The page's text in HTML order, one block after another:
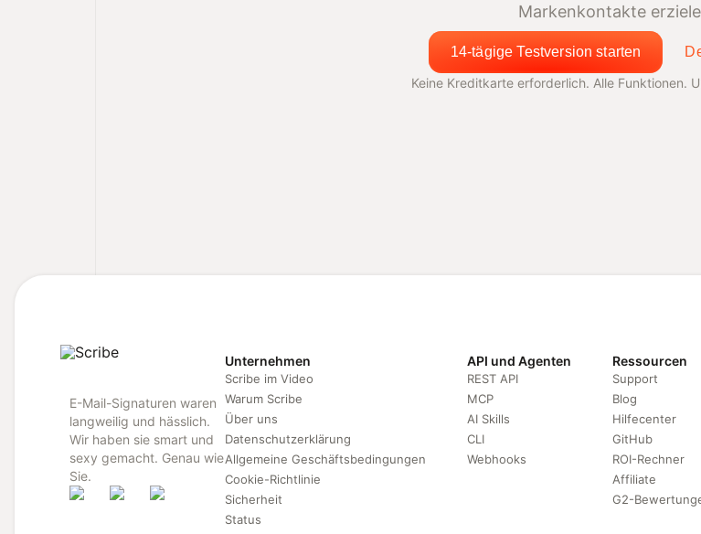
Markenkontakte
14-tägige Testversion starten
Keine Kreditkarte erforderlich. Alle Funktionen.
E-Mail-Signaturen waren
langweilig und hässlich.
Wir haben sie smart und
sexy gemacht. Genau wie
Sie.
Unternehmen
Scribe im Video
Warum Scribe
Über uns
Datenschutzerklärung
Allgemeine Geschäftsbedingungen
Cookie-Richtlinie
Sicherheit
Status
API und Agenten
REST API
MCP
AI Skills
CLI
Webhooks
Ressourcen
Support
Blog
Hilfecenter
GitHub
ROI-Rechner
Affiliate
G2-